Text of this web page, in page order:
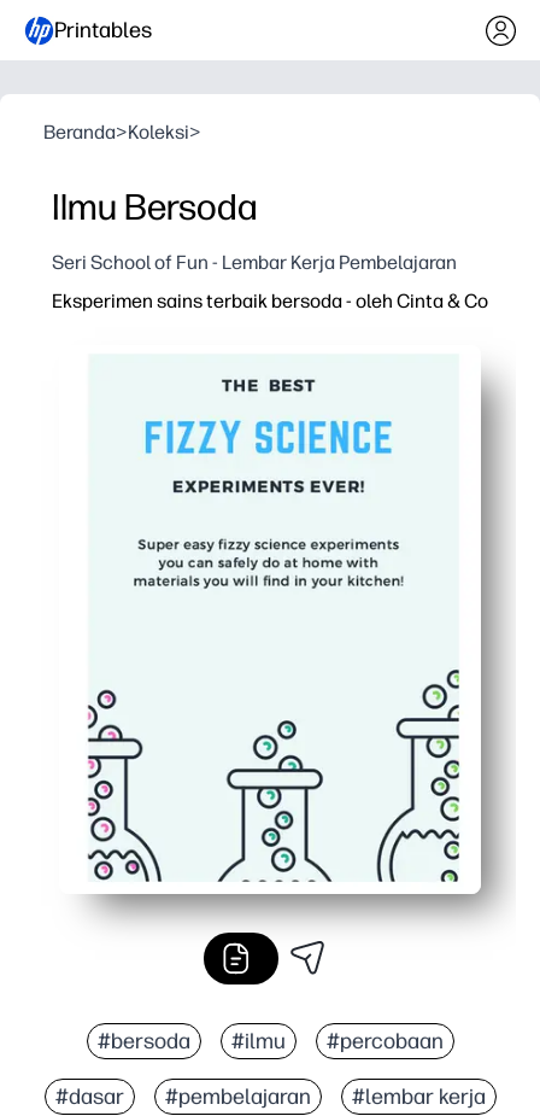
Printables
Beranda>Koleksi>
Ilmu Bersoda
Seri School of Fun - Lembar Kerja Pembelajaran
Eksperimen sains terbaik bersoda - oleh Cinta & Co
#bersoda #ilmu #percobaan
#dasar #pembelajaran #lembar kerja